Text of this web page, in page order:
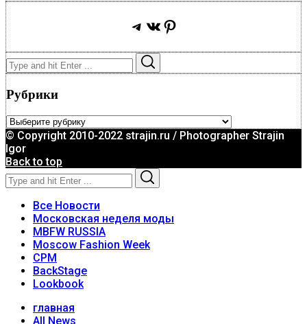
Telegram
ВКонтакте
Pinterest
Search
for:
Рубрики
Рубрики
© Copyright 2010-2022 strajin.ru / Photographer Strajin
Igor
Back to top
Search
for:
Все Новости
Московская неделя моды
MBFW RUSSIA
Moscow Fashion Week
CPM
BackStage
Lookbook
главная
All News